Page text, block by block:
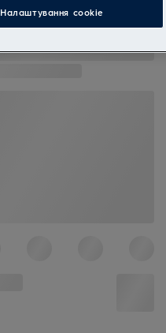
Налаштування cookie